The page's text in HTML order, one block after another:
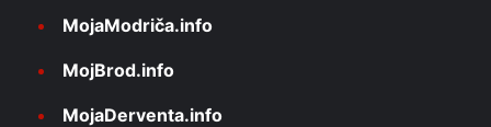
MojaModriča.info
MojBrod.info
MojaDerventa.info